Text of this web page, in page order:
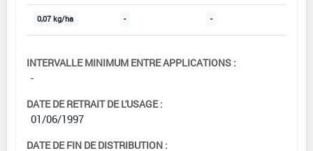
0,07 kg/ha - -
INTERVALLE MINIMUM ENTRE APPLICATIONS :
-
DATE DE RETRAIT DE L'USAGE :
01/06/1997
DATE DE FIN DE DISTRIBUTION :